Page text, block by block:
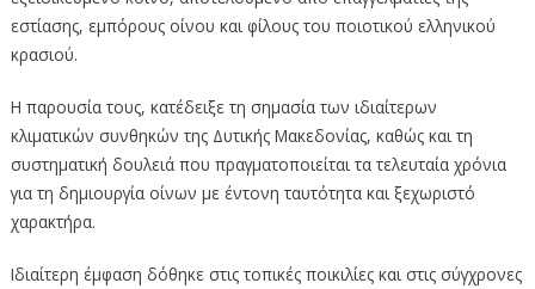
εστίασης, εμπόρους οίνου και φίλους του ποιοτικού ελληνικού
κρασιού.
Η παρουσία τους, κατέδειξε τη σημασία των ιδιαίτερων
κλιματικών συνθηκών της Δυτικής Μακεδονίας, καθώς και τη
συστηματική δουλειά που πραγματοποιείται τα τελευταία χρόνια
για τη δημιουργία οίνων με έντονη ταυτότητα και ξεχωριστό
χαρακτήρα.
Ιδιαίτερη έμφαση δόθηκε στις τοπικές ποικιλίες και στις σύγχρονες